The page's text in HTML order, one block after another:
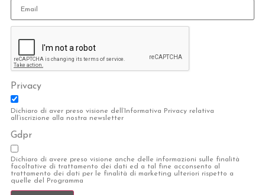
Privacy
Dichiaro di aver preso visione dell’Informativa Privacy relativa
all’iscrizione alla nostra newsletter
Gdpr
Dichiaro di avere preso visione anche delle informazioni sulle finalità
facoltative di trattamento dei dati ed a tal fine acconsento al
trattamento dei dati per le finalità di marketing ulteriori rispetto a
quelle del Programma